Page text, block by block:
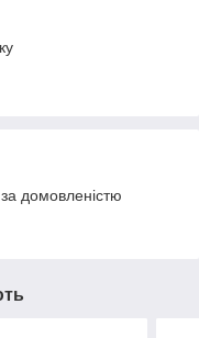
домовленістю